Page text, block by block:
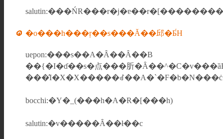
�o���h���ŗ��s���Ă��邱�Ƃ́H
uepon:���s��A�Ȃ��Ȃ��B
��{�I�ɗ��s�点���肵
bocchi:�Y�_(���h�A�R�[���h)
salutin:�v�����Ȃ��ł��c